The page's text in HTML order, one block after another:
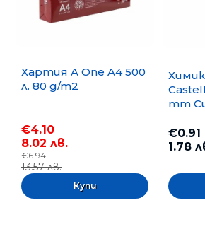
Хартия A One A4 500
л. 80 g/m2
€4.10
8.02 лв.
€6.94
13.57 лв.
mm
€0.91
1.78